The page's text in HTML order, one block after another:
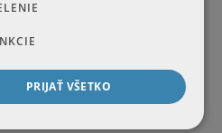
PRIJAŤ VŠETKO